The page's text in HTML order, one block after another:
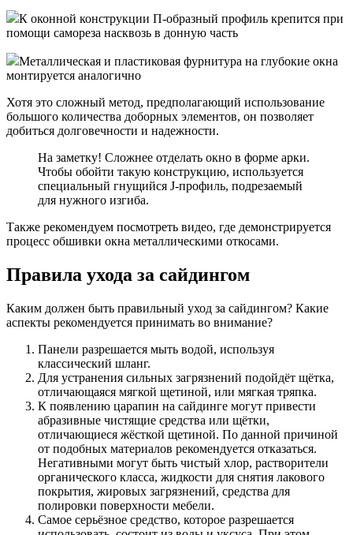
К оконной конструкции П-образный профиль крепится при
помощи самореза насквозь в донную часть
Металлическая и пластиковая фурнитура на глубокие окна
монтируется аналогично
Хотя это сложный метод, предполагающий использование
большого количества доборных элементов, он позволяет
добиться долговечности и надежности.
На заметку! Сложнее отделать окно в форме арки.
Чтобы обойти такую конструкцию, используется
специальный гнущийся J-профиль, подрезаемый
для нужного изгиба.
Также рекомендуем посмотреть видео, где демонстрируется
процесс обшивки окна металлическими откосами.
Правила ухода за сайдингом
Каким должен быть правильный уход за сайдингом? Какие
аспекты рекомендуется принимать во внимание?
Панели разрешается мыть водой, используя
классический шланг.
Для устранения сильных загрязнений подойдёт щётка,
отличающаяся мягкой щетиной, или мягкая тряпка.
К появлению царапин на сайдинге могут привести
абразивные чистящие средства или щётки,
отличающиеся жёсткой щетиной. По данной причиной
от подобных материалов рекомендуется отказаться.
Негативными могут быть чистый хлор, растворители
органического класса, жидкости для снятия лакового
покрытия, жировых загрязнений, средства для
полировки поверхности мебели.
Самое серьёзное средство, которое разрешается